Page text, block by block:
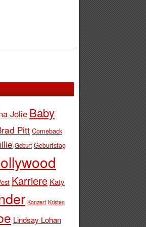
Jolie Baby
Pitt Comeback
Geburt Geburtstag
Karriere Katy
Konzert Kristen
Lindsay Lohan